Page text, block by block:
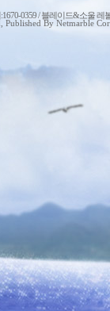
0359 / 블레이드&소울
By Netmarble